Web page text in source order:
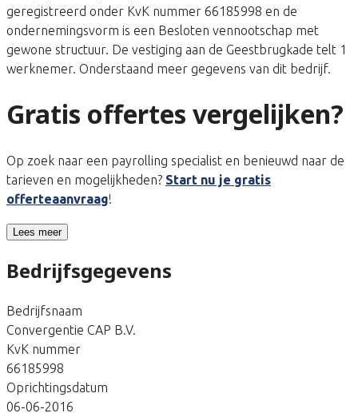
geregistreerd onder KvK nummer 66185998 en de
ondernemingsvorm is een Besloten vennootschap met
gewone structuur. De vestiging aan de Geestbrugkade telt 1
werknemer. Onderstaand meer gegevens van dit bedrijf.
Gratis offertes vergelijken?
Op zoek naar een payrolling specialist en benieuwd naar de
tarieven en mogelijkheden? Start nu je gratis
offerteaanvraag!
Lees meer
Bedrijfsgegevens
Bedrijfsnaam
Convergentie CAP B.V.
KvK nummer
66185998
Oprichtingsdatum
06-06-2016